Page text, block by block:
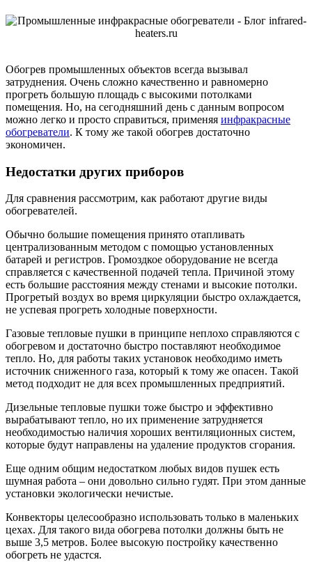
Обогрев промышленных объектов всегда вызывал
затруднения. Очень сложно качественно и равномерно
прогреть большую площадь с высокими потолками
помещения. Но, на сегодняшний день с данным вопросом
можно легко и просто справиться, применяя инфракрасные
обогреватели. К тому же такой обогрев достаточно
экономичен.
Недостатки других приборов
Для сравнения рассмотрим, как работают другие виды
обогревателей.
Обычно большие помещения принято отапливать
централизованным методом с помощью установленных
батарей и регистров. Громоздкое оборудование не всегда
справляется с качественной подачей тепла. Причиной этому
есть большие расстояния между стенами и высокие потолки.
Прогретый воздух во время циркуляции быстро охлаждается,
не успевая прогреть холодные поверхности.
Газовые тепловые пушки в принципе неплохо справляются с
обогревом и достаточно быстро поставляют необходимое
тепло. Но, для работы таких установок необходимо иметь
источник сниженного газа, который к тому же опасен. Такой
метод подходит не для всех промышленных предприятий.
Дизельные тепловые пушки тоже быстро и эффективно
вырабатывают тепло, но их применение затрудняется
необходимостью наличия хороших вентиляционных систем,
которые будут направлены на удаление продуктов сгорания.
Еще одним общим недостатком любых видов пушек есть
шумная работа – они довольно сильно гудят. При этом данные
установки экологически нечистые.
Конвекторы целесообразно использовать только в маленьких
цехах. Для такого вида обогрева потолки должны быть не
выше 3,5 метров. Более высокую постройку качественно
обогреть не удастся.